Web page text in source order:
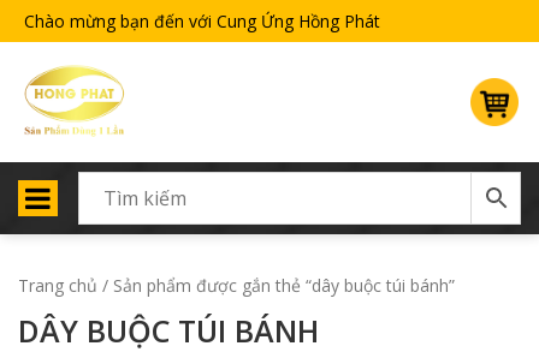
Chào mừng bạn đến với Cung Ứng Hồng Phát
Trang chủ / Sản phẩm được gắn thẻ “dây buộc túi bánh”
DÂY BUỘC TÚI BÁNH